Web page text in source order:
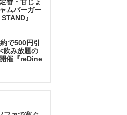
番・甘じょ
ムバーガー
』
で500円引
飲み放題の
催『reDine